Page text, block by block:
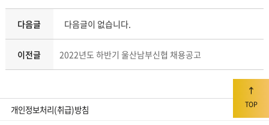
1. 2023년도 시간제근무직원 채용공고문.pdf(다운로드 : 865회)
[바로보기]
다음글 다음글이 없습니다.
이전글 2022년도 하반기 울산남부신협 채용공고
개인정보처리(취급)방침
TOP